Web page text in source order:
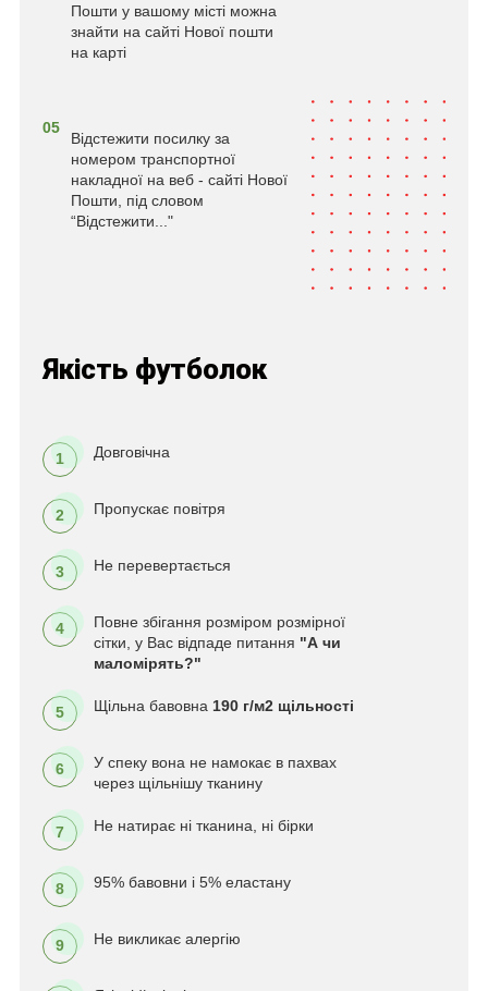
Пошти у вашому місті можна
знайти на сайті Нової пошти
на карті
05
Відстежити посилку за
номером транспортної
накладної на веб - сайті Нової
Пошти, під словом
“Відстежити..."
Якість футболок
1 Довговічна
2 Пропускає повітря
3 Не перевертається
4
Повне збігання розміром розмірної
сітки, у Вас відпаде питання "А чи
маломірять?"
5 Щільна бавовна 190 г/м2 щільності
6
У спеку вона не намокає в пахвах
через щільнішу тканину
7 Не натирає ні тканина, ні бірки
8 95% бавовни і 5% еластану
9 Не викликає алергію